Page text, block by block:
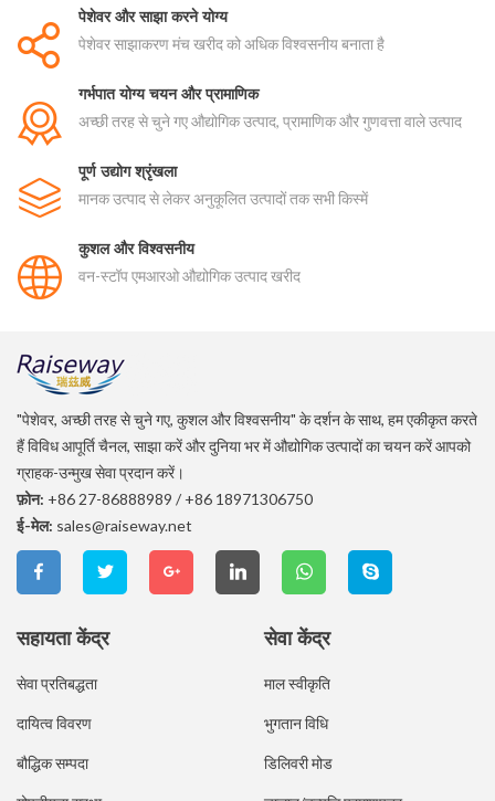
पेशेवर और साझा करने योग्य
पेशेवर साझाकरण मंच खरीद को अधिक विश्वसनीय बनाता है
गर्भपात योग्य चयन और प्रामाणिक
अच्छी तरह से चुने गए औद्योगिक उत्पाद, प्रामाणिक और गुणवत्ता वाले उत्पाद
पूर्ण उद्योग श्रृंखला
मानक उत्पाद से लेकर अनुकूलित उत्पादों तक सभी किस्में
कुशल और विश्वसनीय
वन-स्टॉप एमआरओ औद्योगिक उत्पाद खरीद
"पेशेवर, अच्छी तरह से चुने गए, कुशल और विश्वसनीय" के दर्शन के साथ, हम एकीकृत करते
हैं विविध आपूर्ति चैनल, साझा करें और दुनिया भर में औद्योगिक उत्पादों का चयन करें आपको
ग्राहक-उन्मुख सेवा प्रदान करें।
फ़ोन: +86 27-86888989 / +86 18971306750
ई-मेल: sales@raiseway.net
सहायता केंद्र
सेवा प्रतिबद्धता
दायित्व विवरण
बौद्धिक सम्पदा
सेवा केंद्र
माल स्वीकृति
भुगतान विधि
डिलिवरी मोड